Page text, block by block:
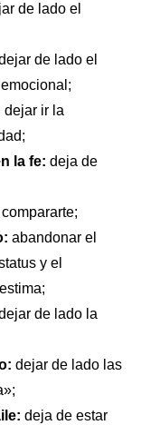
de lado el
de lado el
dejar ir la
la fe: deja de
abandonar el
y el
de lado la
dejar de lado las
deja de estar